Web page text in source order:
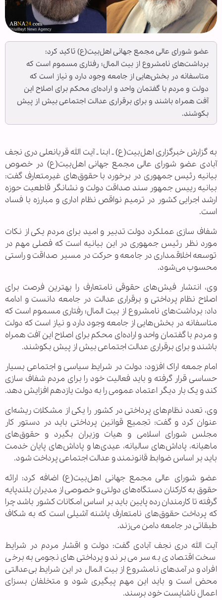
عضو شورای عالی مجمع جهانی اهل‌بیت(ع) تاکید کرد:
برداشت‌های نامشروع از بیت المال؛ رفتاری مسموم است که
متاسفانه در بخش‌هایی از جامعه وجود دارد و نیاز است که
دولت و مردم با گفتمان واحد و اراده‌ای محکم برای اصلاح این
آفت همراه باشند و برای برقراری عدالت اجتماعی بیش از پیش
بکوشند.
به گزارش خبرگزاری اهل‌بیت(ع) ـ ابنا ـ آیت الله قربانعلی دری نجف
آبادی عضو شورای عالی مجمع جهانی اهل‌بیت(ع) در خصوص
بیانیه رئیس جمهوری در برخورد با حقوق‌های غیرمتعارف گفت:
بیانیه رییس جمهور سند صداقت دولت و نشانگر قاطعیت حوزه
ارشد اجرایی کشور در ترمیم نواقص نظام اداری و مبارزه با فساد
است.
شفاف سازی عملکرد دولت تدبیر و امید برای مردم یکی از نکات
مورد نظر رئیس جمهوری در این بیانیه است که فصلی مهم در
توسعه اخلاقمداری در جامعه و حرکت در مسیر صداقت و راستی
محسوب می‌شود.
وی، انتشار فیش‌های حقوقی نامتعارف را بهترین فرصت برای
اصلاح نظام پرداختی و برقراری عدالت در جامعه دانست و ادامه
داد: برداشت‌های نامشروع از بیت المال؛ رفتاری مسموم است که
متاسفانه در بخش‌هایی از جامعه وجود دارد و نیاز است که دولت
و مردم با گفتمان واحد و اراده‌ای محکم برای اصلاح این آفت همراه
باشند و برای برقراری عدالت اجتماعی بیش از پیش بکوشند.
امام جمعه اراک افزود: دولت در شرایط سیاسی و اجتماعی بسیار
حساسی قرار گرفته و باید فعالیت خود را برای مردم شفاف سازی
کند و یک بار دیگر اعتماد عمومی را به دولت یازدهم افزایش دهد.
وی، تعدد نظام‌های پرداختی در کشور را یکی از مشکلات ریشه‌ای
عنوان کرد و گفت: تجمیع قوانین پرداختی باید در دستور کار
مجلس شورای اسلامی و هیات وزیران بگیرد و حقوق‌های
ماهیانه، پاداش‌های سالیانه، عیدی‌ها و پاداش‌های پایان خدمت
باید بر اساس ضوابط قانونمند و عدالت اجتماعی پرداخت شود.
عضو شورای عالی مجمع جهانی اهل‌بیت(ع) اضافه کرد: ارائه
حقوق به کارکنان دستگاه‌های دولتی و خصوصی از مدیران بلندپایه
گرفته تا کارمندان رده پایین باید بر اساس امکانات کشور باشد چرا
که پرداخت حقوق‌های نا‌متعارف پاشنه آشیلی است که به شکاف
طبقاتی در جامعه دامن می‌زند.
آیت الله دری نجف آبادی گفت: دولت و اقشار مردم در شرایط
سخت اقتصادی به سر می‌برند و پرداختی‌های نجومی به برخی
افراد و درآمدهای نامشروع از بیت المال در این شرایط بی‌عدالتی
محض است و باید این مهم پیگیری شود و متخلفان بسزای
اعمال ناشایست خود برسند.